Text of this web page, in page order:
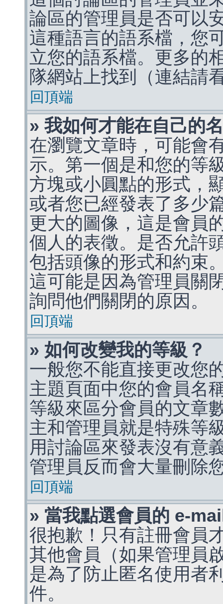
論區的管理員是否可以
這種語言的語系檔，您
立您的語系檔。更多的
隊網站上找到（連結請
回頂端
» 我如何才能在自己的
在瀏覽文章時，可能會
示。第一個是和您的等
方塊或小圓點的形式，
或者您已經發表了多少
更大的圖像，這是會員
個人的表徵。是否允許
包括頭像的形式和約束
這可能是因為管理員關
詢問他們關閉的原因。
回頂端
» 如何改變我的等級？
一般您不能直接更改您
主題頁面中您的會員名
等級來區分會員的文章
主和管理員就是特殊等
用討論區來發表沒有意
管理員反而會大量刪除
回頂端
» 當我點選會員的 e-
很抱歉！只有註冊會員
其他會員（如果管理員
是為了防止匿名使用者
件。